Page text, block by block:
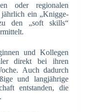
oder regionalen
ein „Knigge-
den „soft skills“
und Kollegen
direkt bei ihren
Auch dadurch
und langjährige
entstanden, die